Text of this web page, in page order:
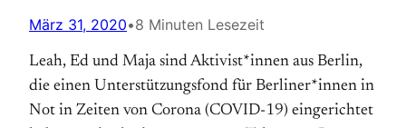
März 31, 2020•8 Minuten Lesezeit
Leah, Ed und Maja sind Aktivist*innen aus Berlin,
die einen Unterstützungsfond für Berliner*innen in
Not in Zeiten von Corona (COVID-19) eingerichtet